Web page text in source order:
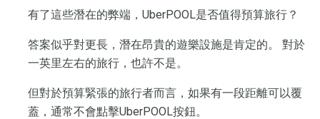
有了這些潛在的弊端，UberPOOL是否值得預算旅行？
答案似乎對更長，潛在昂貴的遊樂設施是肯定的。 對於
一英里左右的旅行，也許不是。
但對於預算緊張的旅行者而言，如果有一段距離可以覆
蓋，通常不會點擊UberPOOL按鈕。